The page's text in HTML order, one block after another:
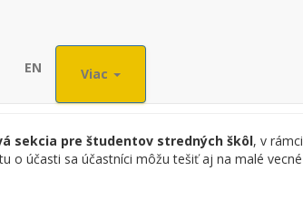
EN Viac
sekcia pre študentov stredných škôl, v rámci
o účasti sa účastníci môžu tešiť aj na malé vecné